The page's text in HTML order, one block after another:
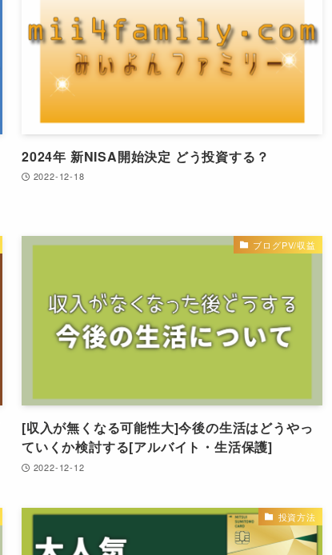
2024年 新NISA開始決定 どう投資する？
2022-12-18
ブログPV/収益
[収入が無くなる可能性大]今後の生活はどうやっ
ていくか検討する[アルバイト・生活保護]
2022-12-12
投資方法